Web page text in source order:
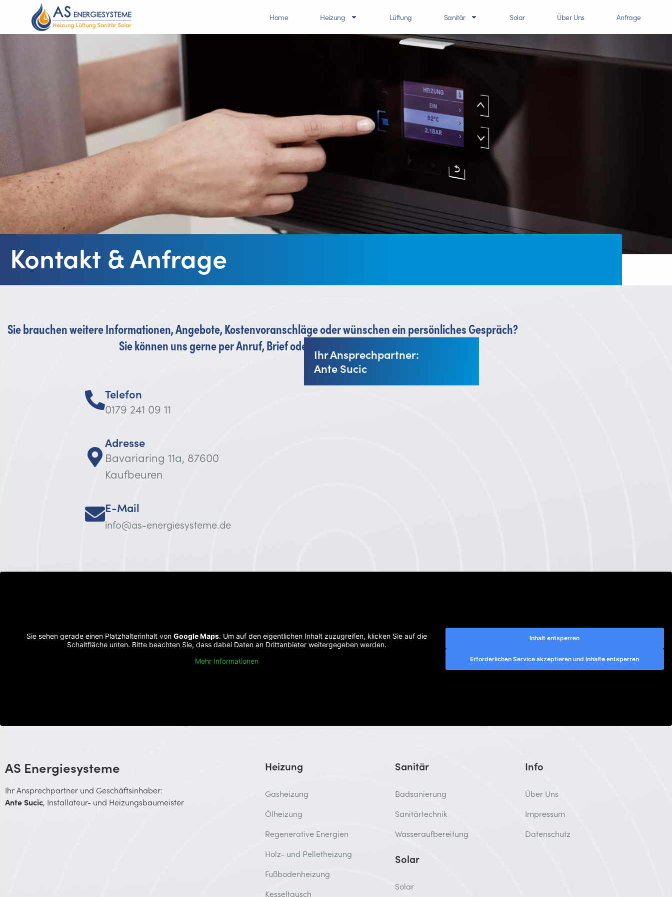
Home Heizung Lüftung Sanitär Solar Über Uns Anfrage
Kontakt & Anfrage
Sie brauchen weitere Informationen, Angebote, Kostenvoranschläge oder wünschen ein persönliches Gespräch?
Sie können uns gerne per Anruf, Brief oder E-Mail kontaktieren!
Telefon
0179 241 09 11
Adresse
Bavariaring 11a, 87600
Kaufbeuren
E-Mail
info@as-energiesysteme.de
Ihr Ansprechpartner:
Ante Sucic
Sie sehen gerade einen Platzhalterinhalt von Google Maps. Um auf den eigentlichen Inhalt zuzugreifen, klicken Sie auf die
Schaltfläche unten. Bitte beachten Sie, dass dabei Daten an Drittanbieter weitergegeben werden.
Mehr Informationen
Inhalt entsperren
Erforderlichen Service akzeptieren und Inhalte entsperren
AS Energiesysteme
Ihr Ansprechpartner und Geschäftsinhaber:
Ante Sucic, Installateur- und Heizungsbaumeister
Heizung
Gasheizung
Ölheizung
Regenerative Energien
Holz- und Pelletheizung
Fußbodenheizung
Kesseltausch
Sanitär
Badsanierung
Sanitärtechnik
Wasseraufbereitung
Solar
Solar
Info
Über Uns
Impressum
Datenschutz